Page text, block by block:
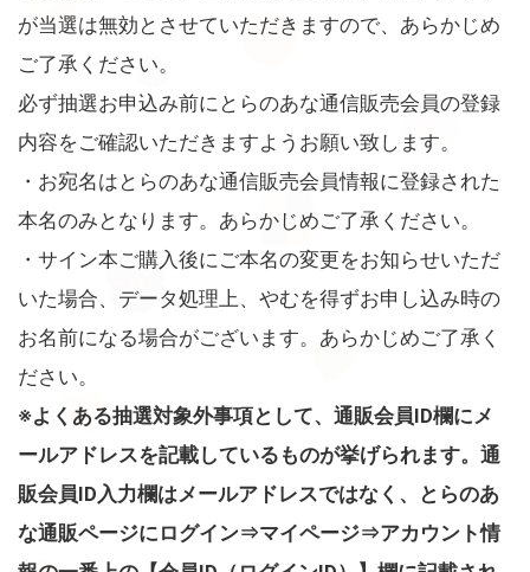
が当選は無効とさせていただきますので、あらかじめ
ご了承ください。
必ず抽選お申込み前にとらのあな通信販売会員の登録
内容をご確認いただきますようお願い致します。
・お宛名はとらのあな通信販売会員情報に登録された
本名のみとなります。あらかじめご了承ください。
・サイン本ご購入後にご本名の変更をお知らせいただ
いた場合、データ処理上、やむを得ずお申し込み時の
お名前になる場合がございます。あらかじめご了承く
ださい。
※よくある抽選対象外事項として、通販会員ID欄にメ
ールアドレスを記載しているものが挙げられます。通
販会員ID入力欄はメールアドレスではなく、とらのあ
な通販ページにログイン⇒マイページ⇒アカウント情